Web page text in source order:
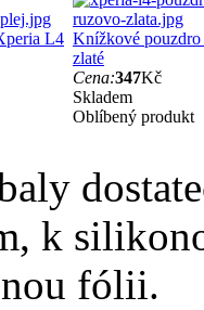
L4 Knížkové
zlaté
Cena:347Kč
Skladem
Oblíbený produkt
k
fólii.